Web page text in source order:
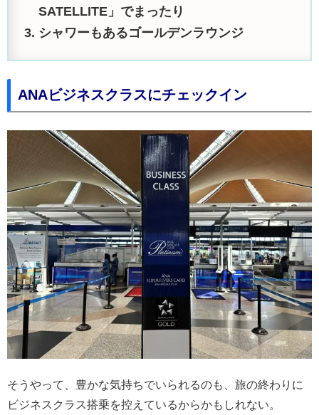
SATELLITE」でまったり
シャワーもあるゴールデンラウンジ
ANAビジネスクラスにチェックイン
そうやって、豊かな気持ちでいられるのも、旅の終わりに
ビジネスクラス搭乗を控えているからかもしれない。